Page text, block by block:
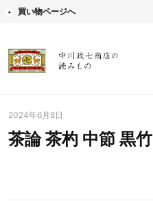
買い物ページへ
2024年6月8日
茶論 茶杓 中節 黒竹